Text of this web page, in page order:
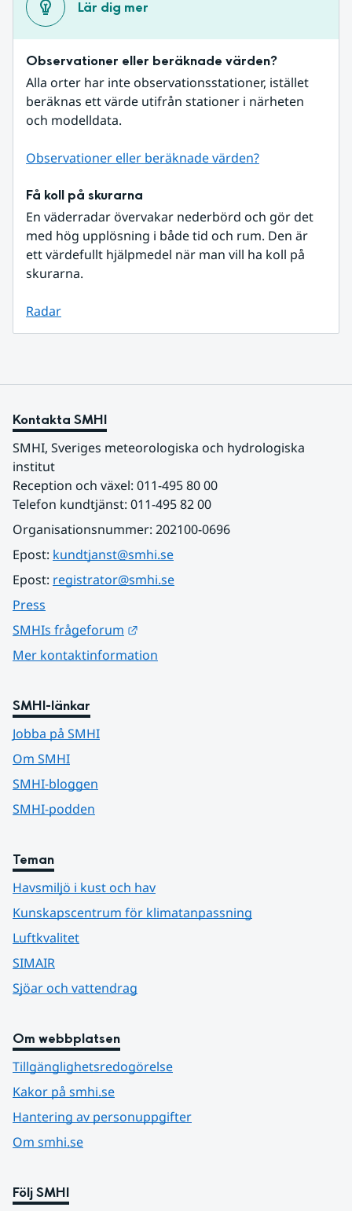
Lär dig mer
Observationer eller beräknade värden?
Alla orter har inte observationsstationer, istället
beräknas ett värde utifrån stationer i närheten
och modelldata.
Observationer eller beräknade värden?
Få koll på skurarna
En väderradar övervakar nederbörd och gör det
med hög upplösning i både tid och rum. Den är
ett värdefullt hjälpmedel när man vill ha koll på
skurarna.
Radar
Kontakta SMHI
SMHI, Sveriges meteorologiska och hydrologiska
institut
Reception och växel: 011-495 80 00
Telefon kundtjänst: 011-495 82 00
Organisationsnummer: 202100-0696
Epost: kundtjanst@smhi.se
Epost: registrator@smhi.se
Press
SMHIs frågeforum
Mer kontaktinformation
SMHI-länkar
Jobba på SMHI
Om SMHI
SMHI-bloggen
SMHI-podden
Teman
Havsmiljö i kust och hav
Kunskapscentrum för klimatanpassning
Luftkvalitet
SIMAIR
Sjöar och vattendrag
Om webbplatsen
Tillgänglighetsredogörelse
Kakor på smhi.se
Hantering av personuppgifter
Om smhi.se
Följ SMHI